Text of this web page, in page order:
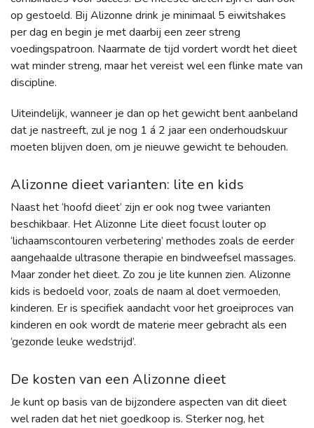
op gestoeld. Bij Alizonne drink je minimaal 5 eiwitshakes
per dag en begin je met daarbij een zeer streng
voedingspatroon. Naarmate de tijd vordert wordt het dieet
wat minder streng, maar het vereist wel een flinke mate van
discipline.
Uiteindelijk, wanneer je dan op het gewicht bent aanbeland
dat je nastreeft, zul je nog 1 á 2 jaar een onderhoudskuur
moeten blijven doen, om je nieuwe gewicht te behouden.
Alizonne dieet varianten: lite en kids
Naast het ‘hoofd dieet’ zijn er ook nog twee varianten
beschikbaar. Het Alizonne Lite dieet focust louter op
‘lichaamscontouren verbetering’ methodes zoals de eerder
aangehaalde ultrasone therapie en bindweefsel massages.
Maar zonder het dieet. Zo zou je lite kunnen zien. Alizonne
kids is bedoeld voor, zoals de naam al doet vermoeden,
kinderen. Er is specifiek aandacht voor het groeiproces van
kinderen en ook wordt de materie meer gebracht als een
‘gezonde leuke wedstrijd’.
De kosten van een Alizonne dieet
Je kunt op basis van de bijzondere aspecten van dit dieet
wel raden dat het niet goedkoop is. Sterker nog, het